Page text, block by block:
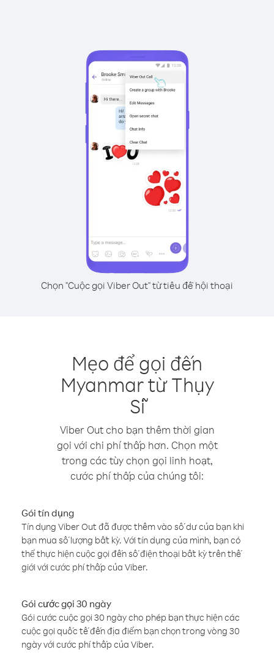
Chọn "Cuộc gọi Viber Out" từ tiêu đề hội thoại
Mẹo để gọi đến
Myanmar từ Thụy
Sĩ
Viber Out cho bạn thêm thời gian
gọi với chi phí thấp hơn. Chọn một
trong các tùy chọn gọi linh hoạt,
cước phí thấp của chúng tôi:
Gói tín dụng
Tín dụng Viber Out đã được thêm vào số dư của bạn khi
bạn mua số lượng bất kỳ. Với tín dụng của mình, bạn có
thể thực hiện cuộc gọi đến số điện thoại bất kỳ trên thế
giới với cước phí thấp của Viber.
Gói cước gọi 30 ngày
Gói cước cuộc gọi 30 ngày cho phép bạn thực hiện các
cuộc gọi quốc tế đến địa điểm bạn chọn trong vòng 30
ngày với cước phí thấp của Viber.